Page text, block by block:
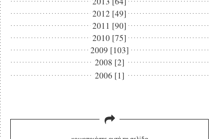
2012 [49]
2011 [90]
2010 [75]
2009 [103]
2008 [2]
2006 [1]